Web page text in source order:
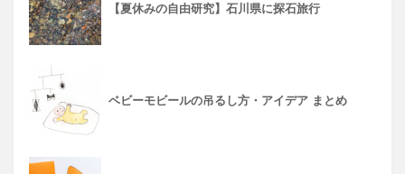
【夏休みの自由研究】石川県に探石旅行
ベビーモビールの吊るし方・アイデア まとめ